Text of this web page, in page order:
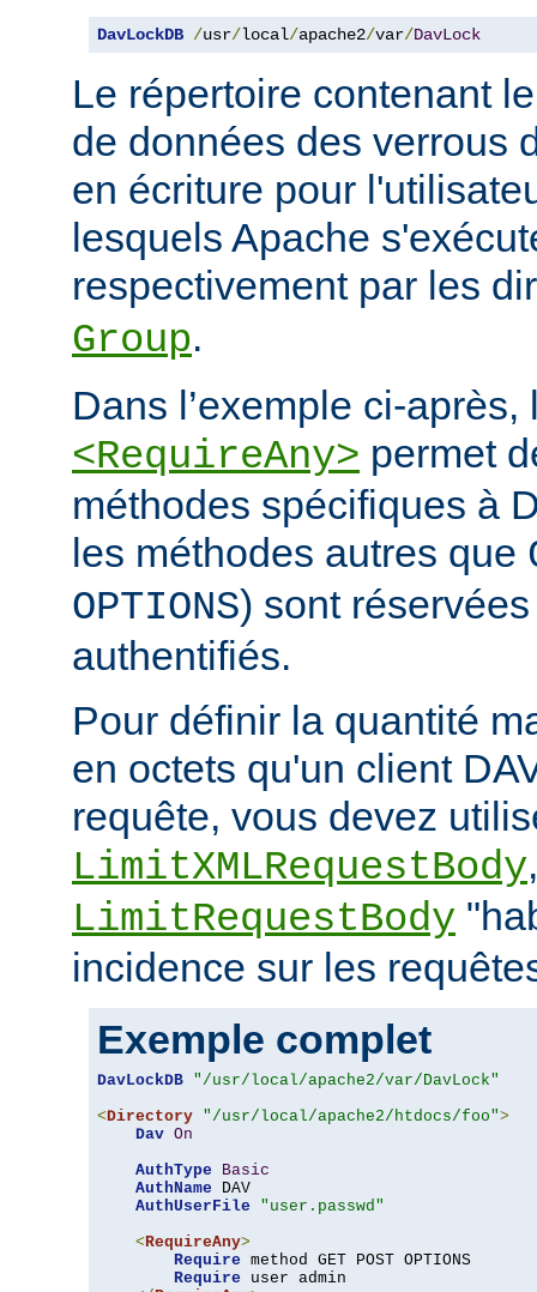
DavLockDB /usr/local/apache2/var/DavLock
Le répertoire contenant
de données des verrous
en écriture pour
lesquels Apache
respectivement par les
Group.
Dans l’exemple ci-après,
<RequireAny> permet
méthodes spécifiques à
les méthodes autres que
OPTIONS) sont
authentifiés.
Pour définir la quantité
en octets qu'un client
requête, vous devez
LimitXMLRequestBody
LimitRequestBody
incidence sur les
Exemple complet
DavLockDB "/usr/local/apache2/var/DavLock"
<Directory "/usr/local/apache2/htdocs/foo">
Dav On
AuthType
Basic
AuthName DAV
AuthUserFile
"user.passwd"
< RequireAny>
Require method GET POST OPTIONS
Require user admin